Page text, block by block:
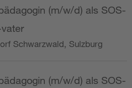
(m/w/d) als SOS-
Schwarzwald, Sulzburg
(m/w/d) als SOS-